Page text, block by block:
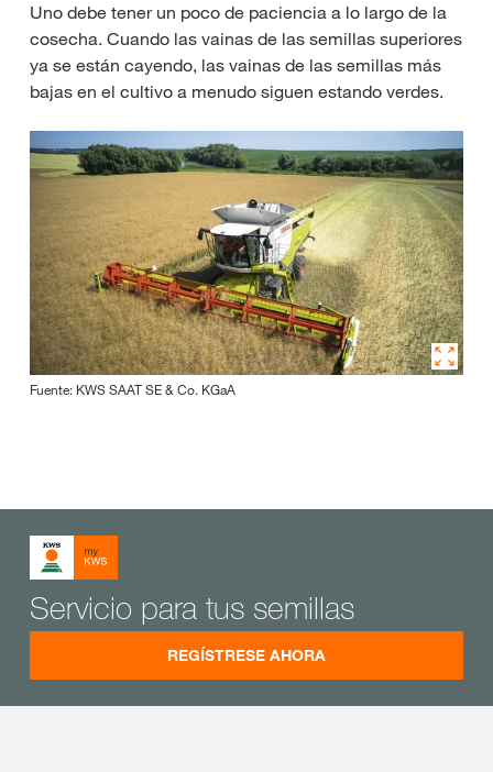
Uno debe tener un poco de paciencia a lo largo de la
cosecha. Cuando las vainas de las semillas superiores
ya se están cayendo, las vainas de las semillas más
bajas en el cultivo a menudo siguen estando verdes.
Fuente: KWS SAAT SE & Co. KGaA
Servicio para tus semillas
REGÍSTRESE AHORA